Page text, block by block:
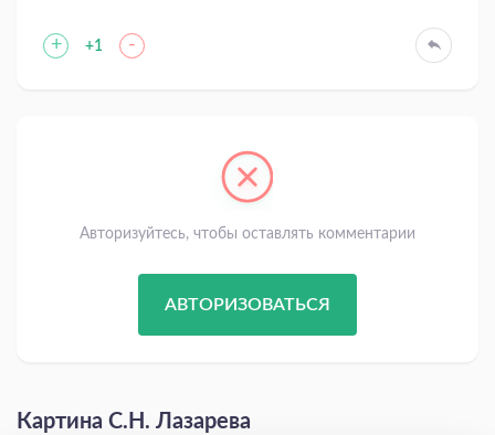
+ +1 -
Авторизуйтесь, чтобы оставлять комментарии
АВТОРИЗОВАТЬСЯ
Картина С.Н. Лазарева